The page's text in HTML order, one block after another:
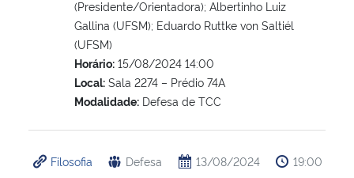
(Presidente/Orientadora); Albertinho Luiz
Gallina (UFSM); Eduardo Ruttke von Saltiél
(UFSM)
Horário: 15/08/2024 14:00
Local: Sala 2274 – Prédio 74A
Modalidade: Defesa de TCC
Filosofia Defesa 13/08/2024 19:00